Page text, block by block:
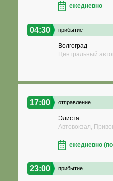
ежедневно
04:30 прибытие
Волгоград
Центральный
17:00 отправление
Элиста
Автовокзал,
ежедневно
23:00 прибытие